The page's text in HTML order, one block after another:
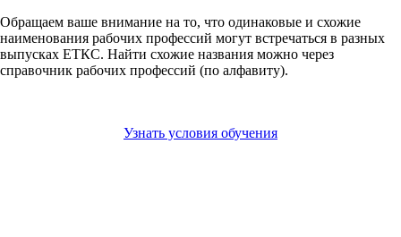
Обращаем ваше внимание на то, что одинаковые и схожие
наименования рабочих профессий могут встречаться в разных
выпусках ЕТКС. Найти схожие названия можно через
справочник рабочих профессий (по алфавиту).
Узнать условия обучения